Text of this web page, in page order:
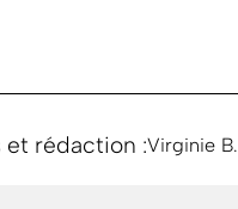
rédaction :Virginie B.